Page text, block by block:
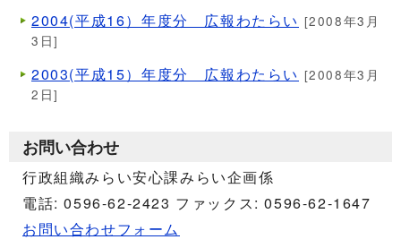
2004(平成16）年度分 広報わたらい [2008年3月
3日]
2003(平成15）年度分 広報わたらい [2008年3月
2日]
お問い合わせ
行政組織みらい安心課みらい企画係
電話: 0596-62-2423 ファックス: 0596-62-1647
お問い合わせフォーム